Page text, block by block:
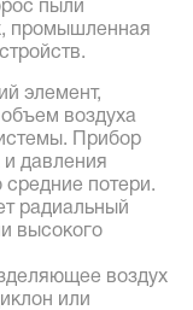
пыли
промышленная
элемент,
воздуха
Прибор
давления
средние потери.
радиальный
высокого
воздух
или